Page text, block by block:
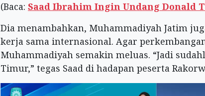
(Baca: Saad Ibrahim Ingin Undang Donald
Dia menambahkan, Muhammadiyah Jatim
kerja sama internasional. Agar
Muhammadiyah semakin meluas. “Jadi
Timur,” tegas Saad di hadapan peserta